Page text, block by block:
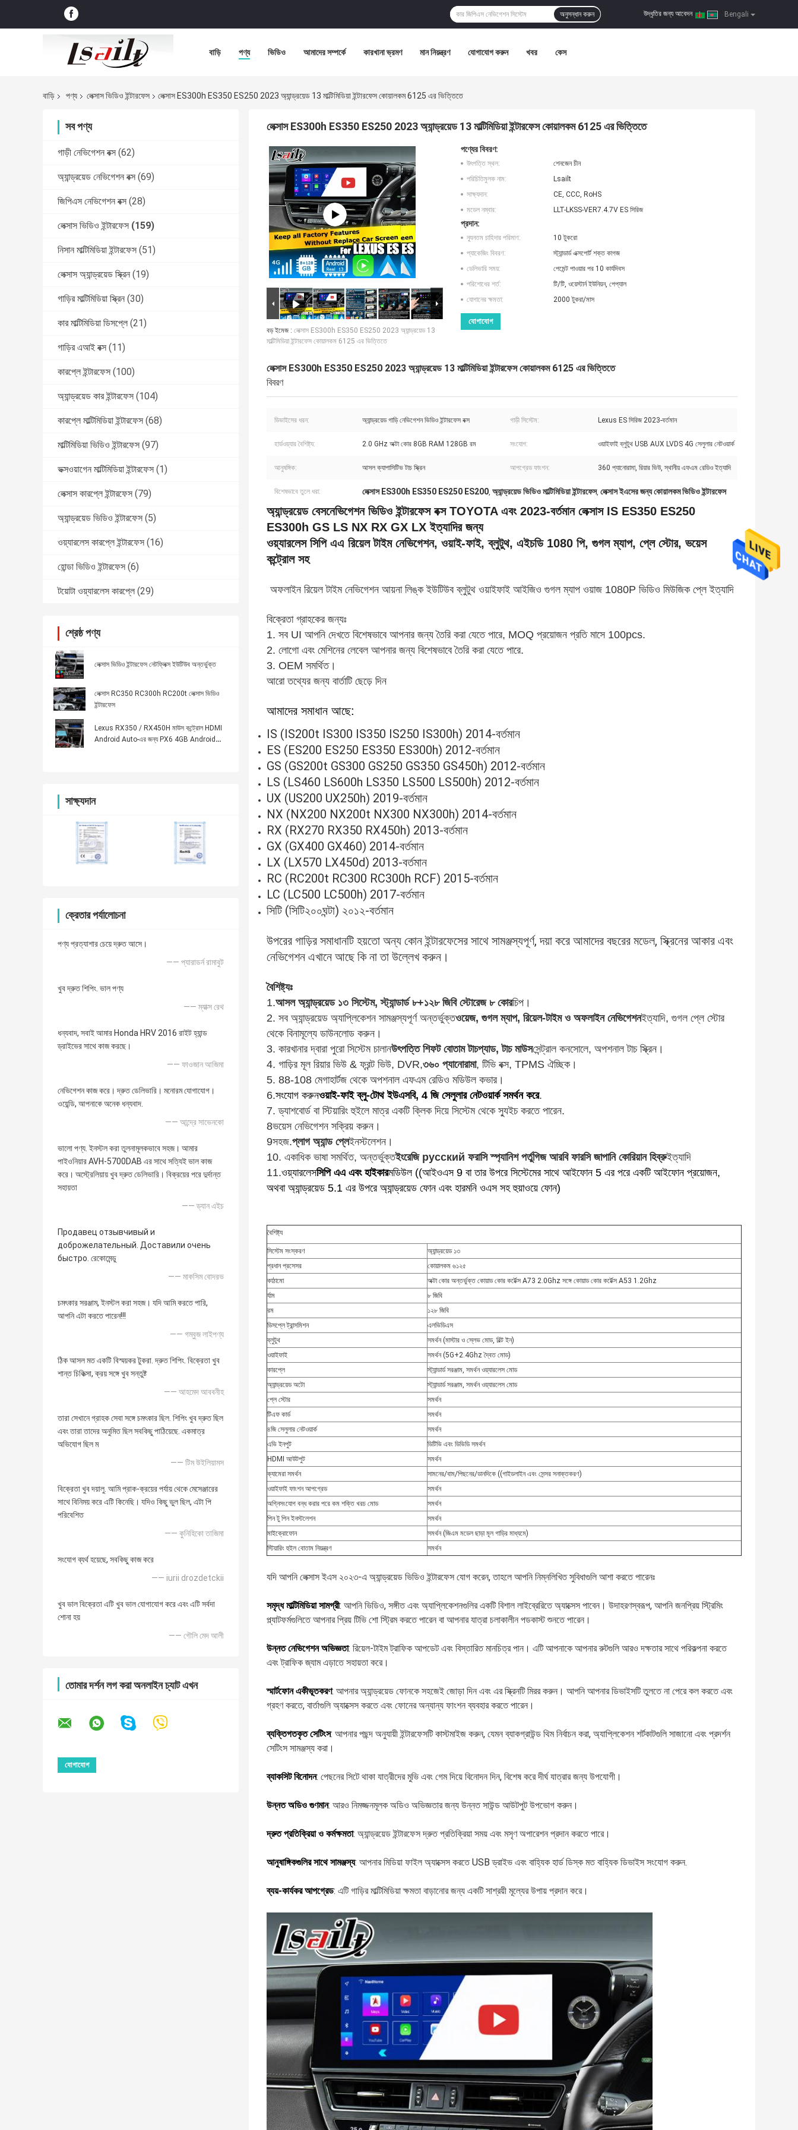
Bengali
উদ্ধৃতির জন্য আবেদন |
অনুসন্ধান করুন
বাড়ি পণ্য ভিডিও আমাদের সম্পর্কে কারখানা ভ্রমণ মান নিয়ন্ত্রণ যোগাযোগ করুন খবর কেস
বাড়ি পণ্য লেক্সাস ভিডিও ইন্টারফেস লেক্সাস ES300h ES350 ES250 2023 অ্যান্ড্রয়েড 13 মাল্টিমিডিয়া ইন্টারফেস কোয়ালকম 6125 এর ভিত্তিতে
সব পণ্য
গাড়ী নেভিগেশন বক্স (62)
অ্যান্ড্রয়েড নেভিগেশন বক্স (69)
জিপিএস নেভিগেশন বক্স (28)
লেক্সাস ভিডিও ইন্টারফেস (159)
নিসান মাল্টিমিডিয়া ইন্টারফেস (51)
লেক্সাস অ্যান্ড্রয়েড স্ক্রিন (19)
গাড়ির মাল্টিমিডিয়া স্ক্রিন (30)
কার মাল্টিমিডিয়া ডিসপ্লে (21)
গাড়ির এআই বক্স (11)
কারপ্লে ইন্টারফেস (100)
অ্যান্ড্রয়েড কার ইন্টারফেস (104)
কারপ্লে মাল্টিমিডিয়া ইন্টারফেস (68)
মাল্টিমিডিয়া ভিডিও ইন্টারফেস (97)
ভক্সওয়াগেন মাল্টিমিডিয়া ইন্টারফেস (1)
লেক্সাস কারপ্লে ইন্টারফেস (79)
অ্যান্ড্রয়েড ভিডিও ইন্টারফেস (5)
ওয়্যারলেস কারপ্লে ইন্টারফেস (16)
হোন্ডা ভিডিও ইন্টারফেস (6)
টয়োটা ওয়্যারলেস কারপ্লে (29)
শ্রেষ্ঠ পণ্য
লেক্সাস ভিডিও ইন্টারফেস নেটফ্লিক্স ইউটিউব অন্তর্ভুক্ত
লেক্সাস RC350 RC300h RC200t লেক্সাস ভিডিও
ইন্টারফেস
Lexus RX350 / RX450H মাউস কন্ট্রোল HDMI
Android Auto-এর জন্য PX6 4GB Android
সাক্ষ্যদান
ক্রেতার পর্যালোচনা
পণ্য প্রত্যাশার চেয়ে দ্রুত আসে।
—— প্যারাডর্ন রামাবুট
খুব দ্রুত শিপিং. ভাল পণ্য
—— ম্যাক্স রেথ
ধন্যবাদ, সবাই আমার Honda HRV 2016 রাইট হ্যান্ড
ড্রাইভের সাথে কাজ করছে।
—— ফাওজান আজিমা
নেভিগেশন কাজ করে। দ্রুত ডেলিভারি। মনোরম যোগাযোগ।
ওয়েন্ডি, আপনাকে অনেক ধন্যবাদ.
—— আন্দ্রে সাভেনকো
ভালো পণ্য. ইনস্টল করা তুলনামূলকভাবে সহজ। আমার
পাইওনিয়ার AVH-5700DAB এর সাথে সত্যিই ভাল কাজ
করে। অস্ট্রেলিয়ায় খুব দ্রুত ডেলিভারি। বিক্রয়ের পরে দুর্দান্ত
সহায়তা
—— ড্যান এইচ
Продавец отзывчивый и
доброжелательный. Доставили очень
быстро. রেকোমেন্ডু
—— মাকসিম বোদরভ
চমৎকার সরঞ্জাম, ইনস্টল করা সহজ। যদি আমি করতে পারি,
আপনি এটা করতে পারেন!!!
—— গম্বুজ লাইপণ্য
ঠিক আসল মত একটি বিস্ময়কর টুকরা. দ্রুত শিপিং. বিক্রেতা খুব
শান্ত চিকিত্সা, ক্রয় সঙ্গে খুব সন্তুষ্ট
—— আহমেদ আববনীহ
তারা সেখানে গ্রাহক সেবা সঙ্গে চমৎকার ছিল. শিপিং খুব দ্রুত ছিল
এবং তারা তাদের অনুমিত ছিল সবকিছু পাঠিয়েছে. একমাত্র
অভিযোগ ছিল ম
—— টিম উইলিয়ামস
বিক্রেতা খুব দয়ালু. আমি প্রাক-ক্রয়ের পর্যায় থেকে মেসেঞ্জারের
সাথে বিনিময় করে এটি কিনেছি। যদিও কিছু ভুল ছিল, এটা পি
পরিবেশিত
—— কুনিহিকো তাজিমা
সংযোগ ব্যর্থ হয়েছে, সবকিছু কাজ করে
—— iurii drozdetckii
খুব ভাল বিক্রেতা এটি খুব ভাল যোগাযোগ করে এবং এটি সর্বদা
শোনা হয়
—— গৌলি মেদ আলী
তোমার দর্শন লগ করা অনলাইন চ্যাট এখন
লেক্সাস ES300h ES350 ES250 2023 অ্যান্ড্রয়েড 13 মাল্টিমিডিয়া ইন্টারফেস কোয়ালকম 6125 এর ভিত্তিতে
বড় ইমেজ : লেক্সাস ES300h ES350 ES250 2023 অ্যান্ড্রয়েড 13
মাল্টিমিডিয়া ইন্টারফেস কোয়ালকম 6125 এর ভিত্তিতে
পণ্যের বিবরণ:
উৎপত্তি স্থল:
শেনজেন চীন
পরিচিতিমুলক নাম:
Lsailt
সাক্ষ্যদান:
CE, CCC, RoHS
মডেল নম্বার:
LLT-LKSS-VER7.4.7V ES সিরিজ
প্রদান:
ন্যূনতম চাহিদার পরিমাণ:
10 টুকরো
প্যাকেজিং বিবরণ:
স্ট্যান্ডার্ড এক্সপোর্ট শক্ত কাগজ
ডেলিভারি সময়:
পেমেন্ট পাওয়ার পর 10 কার্যদিবস
পরিশোধের শর্ত:
টি/টি, ওয়েস্টার্ন ইউনিয়ন, পেপ্যাল
যোগানের ক্ষমতা:
2000 টুকরা/মাস
যোগাযোগ
লেক্সাস ES300h ES350 ES250 2023 অ্যান্ড্রয়েড 13 মাল্টিমিডিয়া ইন্টারফেস কোয়ালকম 6125 এর ভিত্তিতে
বিবরণ
ডিভাইসের ধরন: অ্যান্ড্রয়েড গাড়ি নেভিগেশন ভিডিও ইন্টারফেস বক্স গাড়ী সিস্টেম: Lexus ES সিরিজ 2023-বর্তমান
হার্ডওয়্যার বৈশিষ্ট্য: 2.0 GHz অক্টা কোর 8GB RAM 128GB রম সংযোগ: ওয়াইফাই ব্লুটুথ USB AUX LVDS 4G সেলুলার নেটওয়ার্ক
আনুষঙ্গিক: আসল ক্যাপাসিটিভ টাচ স্ক্রিন আপগ্রেড ফাংশন: 360 প্যানোরামা, রিয়ার ভিউ, স্থানীয় এফএম রেডিও ইত্যাদি
বিশেষভাবে তুলে ধরা: লেক্সাস ES300h ES350 ES250 ES200, অ্যান্ড্রয়েড ভিডিও মাল্টিমিডিয়া ইন্টারফেস, লেক্সাস ইএসের জন্য কোয়ালকম ভিডিও ইন্টারফেস
অ্যান্ড্রয়েড বেসনেভিগেশন ভিডিও ইন্টারফেস বক্স TOYOTA এবং 2023-বর্তমান লেক্সাস IS ES350 ES250
ES300h GS LS NX RX GX LX ইত্যাদির জন্য
ওয়্যারলেস সিপি এএ রিয়েল টাইম নেভিগেশন, ওয়াই-ফাই, ব্লুটুথ, এইচডি 1080 পি, গুগল ম্যাপ, প্লে স্টোর, ভয়েস
কন্ট্রোল সহ
অফলাইন রিয়েল টাইম নেভিগেশন আয়না লিঙ্ক ইউটিউব ব্লুটুথ ওয়াইফাই আইজিও গুগল ম্যাপ ওয়াজ 1080P ভিডিও মিউজিক প্লে ইত্যাদি
বিক্রেতা গ্রাহকের জন্যঃ
1. সব UI আপনি দেখতে বিশেষভাবে আপনার জন্য তৈরি করা যেতে পারে, MOQ প্রয়োজন প্রতি মাসে 100pcs.
2. লোগো এবং মেশিনের লেবেল আপনার জন্য বিশেষভাবে তৈরি করা যেতে পারে.
3. OEM সমর্থিত।
আরো তথ্যের জন্য বার্তাটি ছেড়ে দিন
আমাদের সমাধান আছে:
IS (IS200t IS300 IS350 IS250 IS300h) 2014-বর্তমান
ES (ES200 ES250 ES350 ES300h) 2012-বর্তমান
GS (GS200t GS300 GS250 GS350 GS450h) 2012-বর্তমান
LS (LS460 LS600h LS350 LS500 LS500h) 2012-বর্তমান
UX (US200 UX250h) 2019-বর্তমান
NX (NX200 NX200t NX300 NX300h) 2014-বর্তমান
RX (RX270 RX350 RX450h) 2013-বর্তমান
GX (GX400 GX460) 2014-বর্তমান
LX (LX570 LX450d) 2013-বর্তমান
RC (RC200t RC300 RC300h RCF) 2015-বর্তমান
LC (LC500 LC500h) 2017-বর্তমান
সিটি (সিটি২০০ঘন্টা) ২০১২-বর্তমান
উপরের গাড়ির সমাধানটি হয়তো অন্য কোন ইন্টারফেসের সাথে সামঞ্জস্যপূর্ণ, দয়া করে আমাদের বছরের মডেল, স্ক্রিনের আকার এবং
নেভিগেশন এখানে আছে কি না তা উল্লেখ করুন।
বৈশিষ্ট্যঃ
1.আসল অ্যান্ড্রয়েড ১৩ সিস্টেম, স্ট্যান্ডার্ড ৮+১২৮ জিবি স্টোরেজ ৮ কোরচিপ।
2. সব অ্যান্ড্রয়েড অ্যাপ্লিকেশন সামঞ্জস্যপূর্ণ অন্তর্ভুক্তওয়েজ, গুগল ম্যাপ, রিয়েল-টাইম ও অফলাইন নেভিগেশনইত্যাদি, গুগল প্লে স্টোর
থেকে বিনামূল্যে ডাউনলোড করুন।
3. কারখানার দ্বারা পুরো সিস্টেম চালানউৎপত্তি শিফট বোতাম টাচপ্যাড, টাচ মাউসসেন্ট্রাল কনসোলে, অপশনাল টাচ স্ক্রিন।
4. গাড়ির মূল রিয়ার ভিউ & ফ্রন্ট ভিউ, DVR,৩৬০ প্যানোরামা, টিভি বক্স, TPMS ঐচ্ছিক।
5. 88-108 মেগাহার্টজ থেকে অপশনাল এফএম রেডিও মডিউল কভার।
6.সংযোগ করুনওয়াই-ফাই ব্লু-টোথ ইউএসবি, 4 জি সেলুলার নেটওয়ার্ক সমর্থন করে.
7. ড্যাশবোর্ড বা স্টিয়ারিং হুইলে মাত্র একটি ক্লিক দিয়ে সিস্টেম থেকে স্যুইচ করতে পারেন.
8ভয়েস নেভিগেশন সক্রিয় করুন।
9সহজ.প্লাগ অ্যান্ড প্লেইনস্টলেশন।
10. একাধিক ভাষা সমর্থিত, অন্তর্ভুক্তইংরেজি русский ফরাসি স্প্যানিশ পর্তুগিজ আরবি ফারসি জাপানি কোরিয়ান হিব্রুইত্যাদি
11.ওয়্যারলেসসিপি এএ এবং হাইকারমডিউল ((আইওএস 9 বা তার উপরে সিস্টেমের সাথে আইফোন 5 এর পরে একটি আইফোন প্রয়োজন,
অথবা অ্যান্ড্রয়েড 5.1 এর উপরে অ্যান্ড্রয়েড ফোন এবং হারমনি ওএস সহ হুয়াওয়ে ফোন)
বৈশিষ্ট্য
সিস্টেম সংস্করণ
অ্যান্ড্রয়েড ১৩
প্রধান প্রসেসর
কোয়ালকম ৬১২৫
কাঠামো
অক্টা কোর অন্তর্ভুক্ত কোয়াড কোর কর্টেক্স A73 2.0Ghz সঙ্গে কোয়াড কোর কর্টেক্স A53 1.2Ghz
র্যাম
৮ জিবি
রম
১২৮ জিবি
ডিসপ্লে ট্রান্সমিশন
এলভিডিএস
ব্লুটুথ
সমর্থন (মাস্টার ও স্লেভ মোড, বিল্ট ইন)
ওয়াইফাই
সমর্থন (5G+2.4Ghz দ্বৈত মোড)
কারপ্লে
স্ট্যান্ডার্ড সরঞ্জাম, সমর্থন ওয়্যারলেস মোড
অ্যান্ড্রয়েড অটো
স্ট্যান্ডার্ড সরঞ্জাম, সমর্থন ওয়্যারলেস মোড
প্লে স্টোর
সমর্থন
টিএফ কার্ড
সমর্থন
৪জি সেলুলার নেটওয়ার্ক
সমর্থন
এভি ইনপুট
ডিটিভি এবং ডিভিডি সমর্থন
HDMI আউটপুট
সমর্থন
ক্যামেরা সমর্থন
সামনের/বাম/পিছনের/ডানদিকে ((গাইডলাইন এবং সেন্সর সনাক্তকরণ)
ওয়াইফাই ফাংশন আপগ্রেড
সমর্থন
অগ্নিসংযোগ বন্ধ করার পরে কম শক্তি খরচ মোড
সমর্থন
পিন টু পিন ইনস্টলেশন
সমর্থন
মাইক্রোফোন
সমর্থন (জিএম মডেল ছাড়া মূল গাড়ির মাধ্যমে)
স্টিয়ারিং হুইল বোতাম নিয়ন্ত্রণ
সমর্থন
যদি আপনি লেক্সাস ইএস ২০২৩-এ অ্যান্ড্রয়েড ভিডিও ইন্টারফেস যোগ করেন, তাহলে আপনি নিম্নলিখিত সুবিধাগুলি আশা করতে পারেনঃ
সমৃদ্ধ মাল্টিমিডিয়া সামগ্রী: আপনি ভিডিও, সঙ্গীত এবং অ্যাপ্লিকেশনগুলির একটি বিশাল লাইব্রেরিতে অ্যাক্সেস পাবেন। উদাহরণস্বরূপ, আপনি জনপ্রিয় স্ট্রিমিং
প্ল্যাটফর্মগুলিতে আপনার প্রিয় টিভি শো স্ট্রিম করতে পারেন বা আপনার যাত্রা চলাকালীন পডকাস্ট শুনতে পারেন।
উন্নত নেভিগেশন অভিজ্ঞতা: রিয়েল-টাইম ট্রাফিক আপডেট এবং বিস্তারিত মানচিত্র পান। এটি আপনাকে আপনার রুটগুলি আরও দক্ষতার সাথে পরিকল্পনা করতে
এবং ট্রাফিক জ্যাম এড়াতে সহায়তা করে।
স্মার্টফোন একীভূতকরণ: আপনার অ্যান্ড্রয়েড ফোনকে সহজেই জোড়া দিন এবং এর স্ক্রিনটি মিরর করুন। আপনি আপনার ডিভাইসটি তুলতে না পেরে কল করতে এবং
গ্রহণ করতে, বার্তাগুলি অ্যাক্সেস করতে এবং ফোনের অন্যান্য ফাংশন ব্যবহার করতে পারেন।
ব্যক্তিগতকৃত সেটিংস: আপনার পছন্দ অনুযায়ী ইন্টারফেসটি কাস্টমাইজ করুন, যেমন ব্যাকগ্রাউন্ড থিম নির্বাচন করা, অ্যাপ্লিকেশন শর্টকাটগুলি সাজানো এবং প্রদর্শন
সেটিংস সামঞ্জস্য করা।
ব্যাকসিট বিনোদন: পেছনের সিটে থাকা যাত্রীদের মুভি এবং গেম দিয়ে বিনোদন দিন, বিশেষ করে দীর্ঘ যাত্রার জন্য উপযোগী।
উন্নত অডিও গুণমান: আরও নিমজ্জনমূলক অডিও অভিজ্ঞতার জন্য উন্নত সাউন্ড আউটপুট উপভোগ করুন।
দ্রুত প্রতিক্রিয়া ও কর্মক্ষমতা: অ্যান্ড্রয়েড ইন্টারফেস দ্রুত প্রতিক্রিয়া সময় এবং মসৃণ অপারেশন প্রদান করতে পারে।
আনুষাঙ্গিকগুলির সাথে সামঞ্জস্য: আপনার মিডিয়া ফাইল অ্যাক্সেস করতে USB ড্রাইভ এবং বাহ্যিক হার্ড ডিস্ক মত বাহ্যিক ডিভাইস সংযোগ করুন.
ব্যয়-কার্যকর আপগ্রেড: এটি গাড়ির মাল্টিমিডিয়া ক্ষমতা বাড়ানোর জন্য একটি সাশ্রয়ী মূল্যের উপায় প্রদান করে।